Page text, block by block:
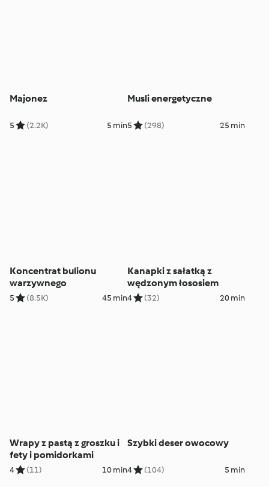
Majonez
5 (2.2K) 5 min
Musli energetyczne
5 (298) 25 min
Koncentrat bulionu
warzywnego
5 (8.5K) 45 min
Kanapki z sałatką z
wędzonym łososiem
4 (32) 20 min
Wrapy z pastą z groszku i
fety i pomidorkami
4 (11) 10 min
Szybki deser owocowy
4 (104) 5 min